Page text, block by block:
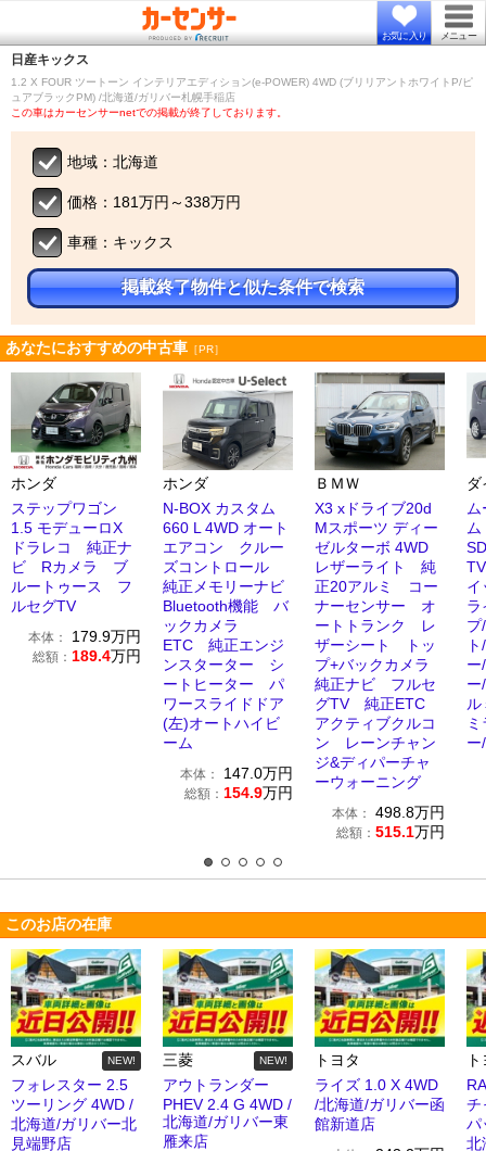
お気に入り メニュー
日産キックス
1.2 X FOUR ツートーン インテリアエディション(e-POWER) 4WD (ブリリアントホワイトP/ピ
ュアブラックPM) /北海道/ガリバー札幌手稲店
この車はカーセンサーnetでの掲載が終了しております。
地域：北海道
価格：181万円～338万円
車種：キックス
掲載終了物件と似た条件で検索
あなたにおすすめの中古車 ［PR］
ホンダ
ステップワゴン
1.5 モデューロX
ドラレコ 純正ナ
ビ Rカメラ ブ
ルートゥース フ
ルセグTV
本体： 179.9万円
総額： 189.4万円
ホンダ
N-BOX カスタム
660 L 4WD オート
エアコン クルー
ズコントロール
純正メモリーナビ
Bluetooth機能 バ
ックカメラ
ETC 純正エンジ
ンスターター シ
ートヒーター パ
ワースライドドア
(左)オートハイビ
ーム
本体： 147.0万円
総額： 154.9万円
ＢＭＷ
X3 xドライブ20d
Mスポーツ ディー
ゼルターボ 4WD
レザーライト 純
正20アルミ コー
ナーセンサー オ
ートトランク レ
ザーシート トッ
プ+バックカメラ
純正ナビ フルセ
グTV 純正ETC
アクティブクルコ
ン レーンチャン
ジ&ディパーチャ
ーウォーニング
本体： 498.8万円
総額： 515.1万円
イ
ラ
プ
ー
ー
ー
このお店の在庫
スバル NEW!
フォレスター 2.5
ツーリング 4WD /
北海道/ガリバー北
見端野店
三菱 NEW!
アウトランダー
PHEV 2.4 G 4WD /
北海道/ガリバー東
雁来店
トヨタ
ライズ 1.0 X 4WD
/北海道/ガリバー函
館新道店
チ
パ
北